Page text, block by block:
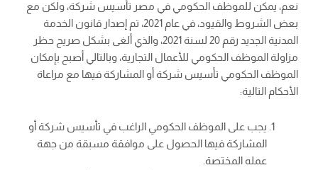
نعم، يمكن للموظف الحكومي في مصر تأسيس شركة، ولكن مع
بعض الشروط والقيود، في عام 2021، تم إصدار قانون الخدمة
المدنية الجديد رقم 20 لسنة 2021، والذي ألغى بشكل صريح حظر
مزاولة الموظف الحكومي للأعمال التجارية، وبالتالي أصبح بإمكان
الموظف الحكومي تأسيس شركة أو المشاركة فيها مع مراعاة
الأحكام التالية:
يجب على الموظف الحكومي الراغب في تأسيس شركة أو
المشاركة فيها الحصول على موافقة مسبقة من جهة
عمله المختصة.